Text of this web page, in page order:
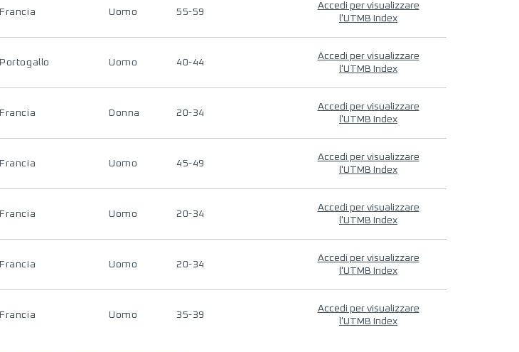
Francia Uomo 55-59
Accedi per visualizzare
l'UTMB Index
Portogallo Uomo 40-44
Accedi per visualizzare
l'UTMB Index
Francia Donna 20-34
Accedi per visualizzare
l'UTMB Index
Francia Uomo 45-49
Accedi per visualizzare
l'UTMB Index
Francia Uomo 20-34
Accedi per visualizzare
l'UTMB Index
Francia Uomo 20-34
Accedi per visualizzare
l'UTMB Index
Francia Uomo 35-39
Accedi per visualizzare
l'UTMB Index